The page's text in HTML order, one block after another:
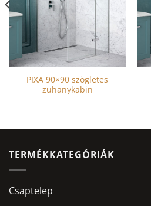
PIXA 90×90 szögletes
zuhanykabin
TERMÉKKATEGÓRIÁK
Csaptelep